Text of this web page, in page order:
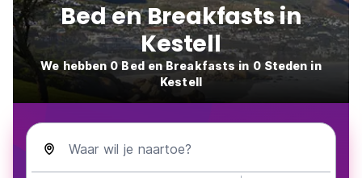
Bed en Breakfasts in
Kestell
We hebben 0 Bed en Breakfasts in 0 Steden in
Kestell
Waar wil je naartoe?